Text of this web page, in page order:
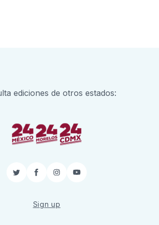
ediciones de otros estados:
TwitterFacebook
InstagramYouTube
Sign up